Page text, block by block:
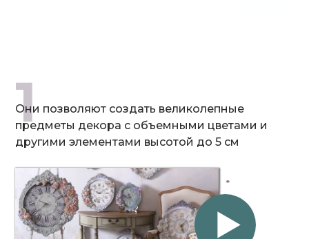
1
Они позволяют создать великолепные
предметы декора с объемными цветами и
другими элементами высотой до 5 см